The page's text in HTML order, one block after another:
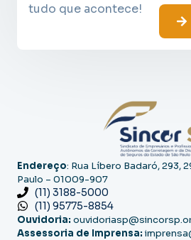
tudo que acontece!
Endereço: Rua Líbero Badaró, 293,
Paulo – 01009-907
(11) 3188-5000
(11) 95775-8854
Ouvidoria:
Assessoria de Imprensa: